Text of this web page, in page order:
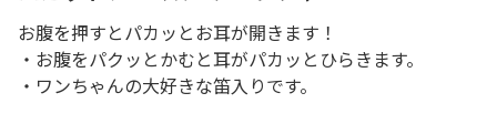
お腹を押すとパカッとお耳が開きます！
・お腹をパクッとかむと耳がパカッとひらきます。
・ワンちゃんの大好きな笛入りです。